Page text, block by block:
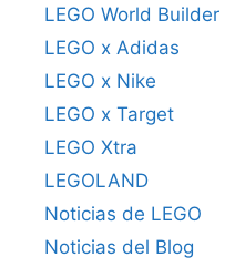
LEGO World Builder
LEGO x Adidas
LEGO x Nike
LEGO x Target
LEGO Xtra
LEGOLAND
Noticias de LEGO
Noticias del Blog